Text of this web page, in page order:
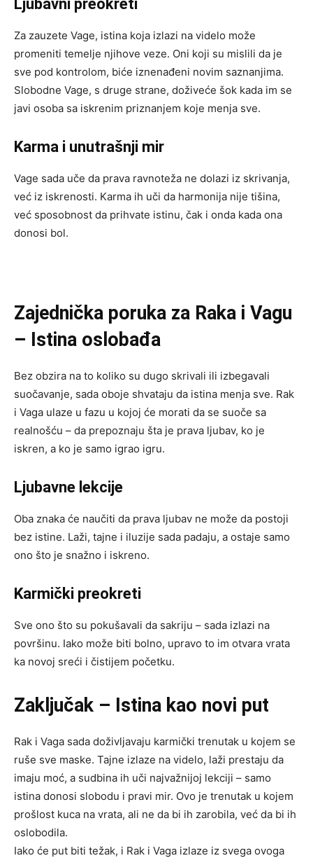
Ljubavni preokreti
Za zauzete Vage, istina koja izlazi na videlo može
promeniti temelje njihove veze. Oni koji su mislili da je
sve pod kontrolom, biće iznenađeni novim saznanjima.
Slobodne Vage, s druge strane, doživeće šok kada im se
javi osoba sa iskrenim priznanjem koje menja sve.
Karma i unutrašnji mir
Vage sada uče da prava ravnoteža ne dolazi iz skrivanja,
već iz iskrenosti. Karma ih uči da harmonija nije tišina,
već sposobnost da prihvate istinu, čak i onda kada ona
donosi bol.
Zajednička poruka za Raka i Vagu
– Istina oslobađa
Bez obzira na to koliko su dugo skrivali ili izbegavali
suočavanje, sada oboje shvataju da istina menja sve. Rak
i Vaga ulaze u fazu u kojoj će morati da se suoče sa
realnošću – da prepoznaju šta je prava ljubav, ko je
iskren, a ko je samo igrao igru.
Ljubavne lekcije
Oba znaka će naučiti da prava ljubav ne može da postoji
bez istine. Laži, tajne i iluzije sada padaju, a ostaje samo
ono što je snažno i iskreno.
Karmički preokreti
Sve ono što su pokušavali da sakriju – sada izlazi na
površinu. Iako može biti bolno, upravo to im otvara vrata
ka novoj sreći i čistijem početku.
Zaključak – Istina kao novi put
Rak i Vaga sada doživljavaju karmički trenutak u kojem se
ruše sve maske. Tajne izlaze na videlo, laži prestaju da
imaju moć, a sudbina ih uči najvažnijoj lekciji – samo
istina donosi slobodu i pravi mir. Ovo je trenutak u kojem
prošlost kuca na vrata, ali ne da bi ih zarobila, već da bi ih
oslobodila.
Iako će put biti težak, i Rak i Vaga izlaze iz svega ovoga